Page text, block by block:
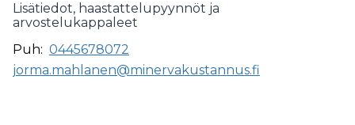
Lisätiedot, haastattelupyynnöt ja
arvostelukappaleet
Puh: 0445678072
jorma.mahlanen@minervakustannus.fi